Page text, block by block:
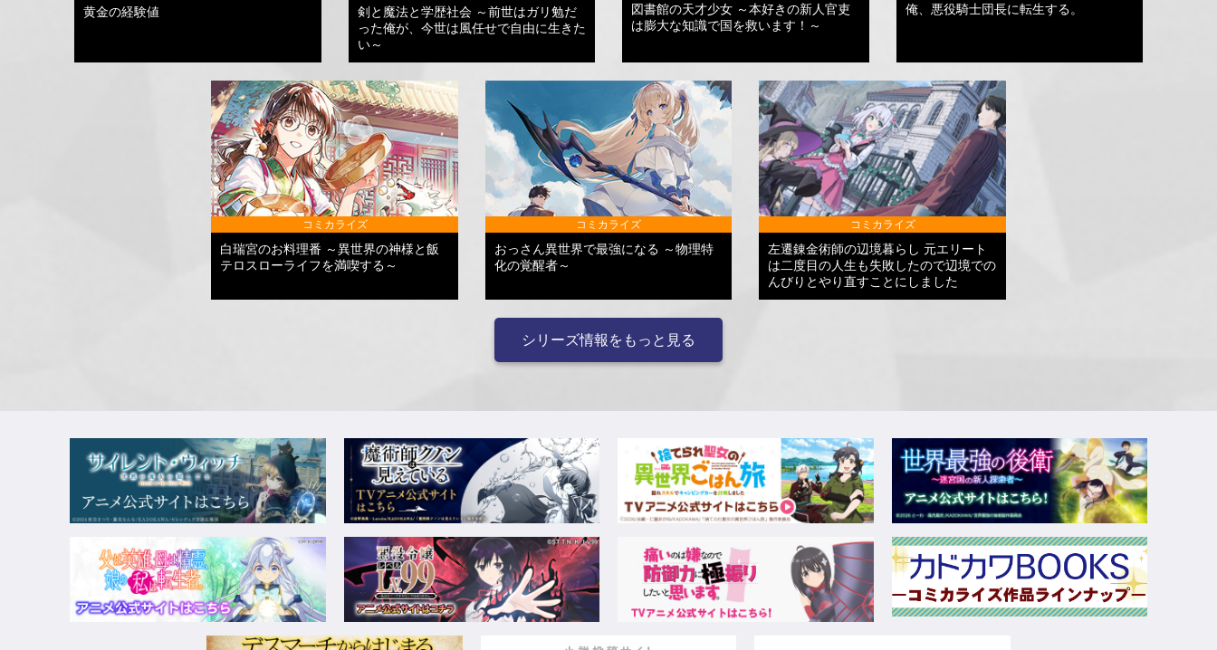
黄金の経験値
剣と魔法と学歴社会 ～前世はガリ勉だ
った俺が、今世は風任せで自由に生きた
い～
図書館の天才少女 ～本好きの新人官吏
は膨大な知識で国を救います！～
俺、悪役騎士団長に転生する。
コミカライズ
白瑞宮のお料理番 ～異世界の神様と飯
テロスローライフを満喫する～
コミカライズ
おっさん異世界で最強になる ～物理特
化の覚醒者～
コミカライズ
左遷錬金術師の辺境暮らし 元エリート
は二度目の人生も失敗したので辺境での
んびりとやり直すことにしました
シリーズ情報をもっと見る